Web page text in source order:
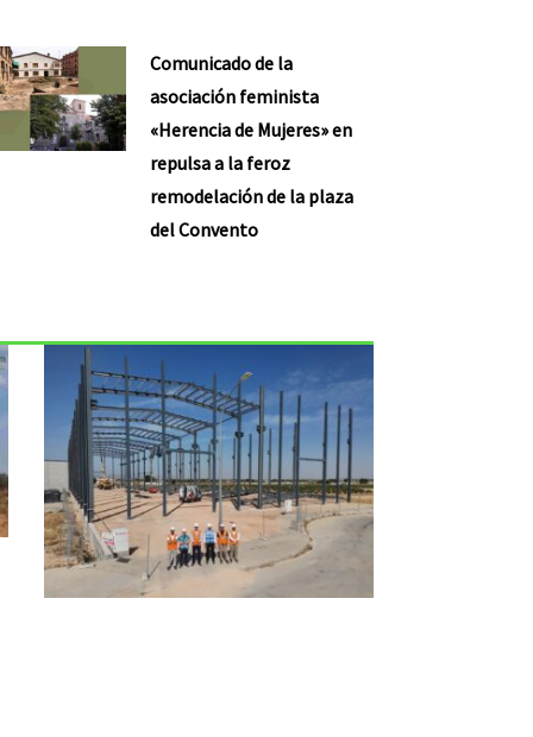
Comunicado de la
asociación feminista
«Herencia de Mujeres» en
repulsa a la feroz
remodelación de la plaza
del Convento